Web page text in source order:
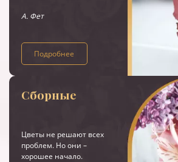
А. Фет
Подробнее
Сборные
Цветы не решают всех
проблем. Но они –
хорошее начало.